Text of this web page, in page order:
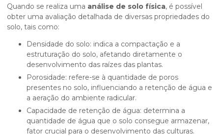
Quando se realiza uma análise de solo física, é possível
obter uma avaliação detalhada de diversas propriedades do
solo, tais como:
Densidade do solo: indica a compactação e a
estruturação do solo, afetando diretamente o
desenvolvimento das raízes das plantas.
Porosidade: refere-se à quantidade de poros
presentes no solo, influenciando a retenção de água e
a aeração do ambiente radicular.
Capacidade de retenção de água: determina a
quantidade de água que o solo consegue armazenar,
fator crucial para o desenvolvimento das culturas.